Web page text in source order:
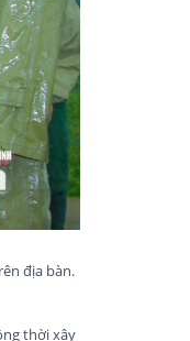
địa bàn.
thời xây